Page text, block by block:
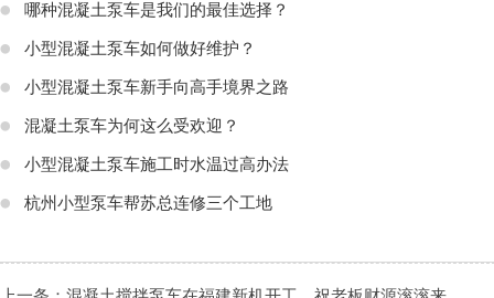
哪种混凝土泵车是我们的最佳选择？
小型混凝土泵车如何做好维护？
小型混凝土泵车新手向高手境界之路
混凝土泵车为何这么受欢迎？
小型混凝土泵车施工时水温过高办法
杭州小型泵车帮苏总连修三个工地